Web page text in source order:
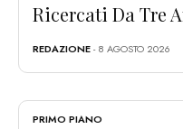
Ricercati Da Tre
REDAZIONE- 8 AGOSTO 2026
PRIMO PIANO